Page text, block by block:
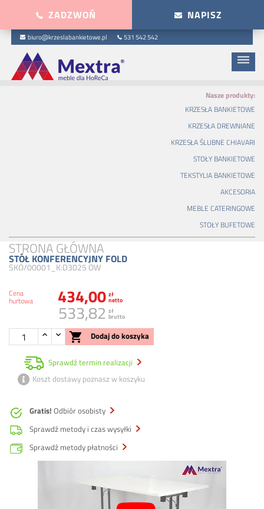
ZADZWOŃ NAPISZ
biuro@krzeslabankietowe.pl 531 542 542
dehaze
Nasze produkty:
KRZESŁA BANKIETOWE
KRZESŁA DREWNIANE
KRZESŁA ŚLUBNE CHIAVARI
STOŁY BANKIETOWE
TEKSTYLIA BANKIETOWE
AKCESORIA
MEBLE CATERINGOWE
STOŁY BUFETOWE
STRONA GŁÓWNA
STÓŁ KONFERENCYJNY FOLD
SKO/00001_K:D3025 OW
Cena
hurtowa
zł
netto
434,00
zł
brutto
533,82
 Dodaj do koszyka
Sprawdź termin realizacji
Koszt dostawy poznasz w koszyku
Gratis! Odbiór osobisty
Sprawdź metody i czas wysyłki
Sprawdź metody płatności